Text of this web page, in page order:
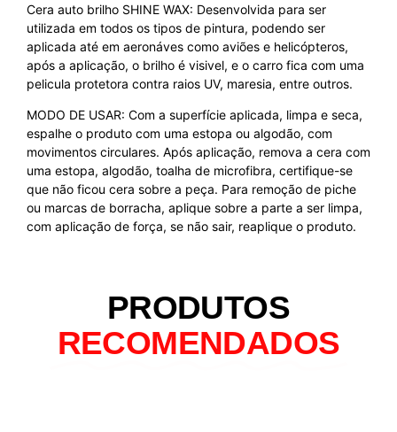
Cera auto brilho SHINE WAX: Desenvolvida para ser
utilizada em todos os tipos de pintura, podendo ser
aplicada até em aeronáves como aviões e helicópteros,
após a aplicação, o brilho é visivel, e o carro fica com uma
pelicula protetora contra raios UV, maresia, entre outros.
MODO DE USAR: Com a superfície aplicada, limpa e seca,
espalhe o produto com uma estopa ou algodão, com
movimentos circulares. Após aplicação, remova a cera com
uma estopa, algodão, toalha de microfibra, certifique-se
que não ficou cera sobre a peça. Para remoção de piche
ou marcas de borracha, aplique sobre a parte a ser limpa,
com aplicação de força, se não sair, reaplique o produto.
PRODUTOS
RECOMENDADOS